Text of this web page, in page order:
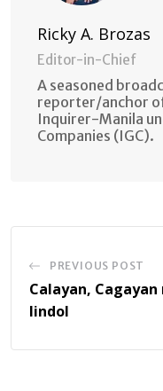
Ricky A. Brozas
Editor-in-Chief
A seasoned
reporter/anchor
Inquirer-Manila
Companies (IGC).
PREVIOUS POST
Calayan,
lindol